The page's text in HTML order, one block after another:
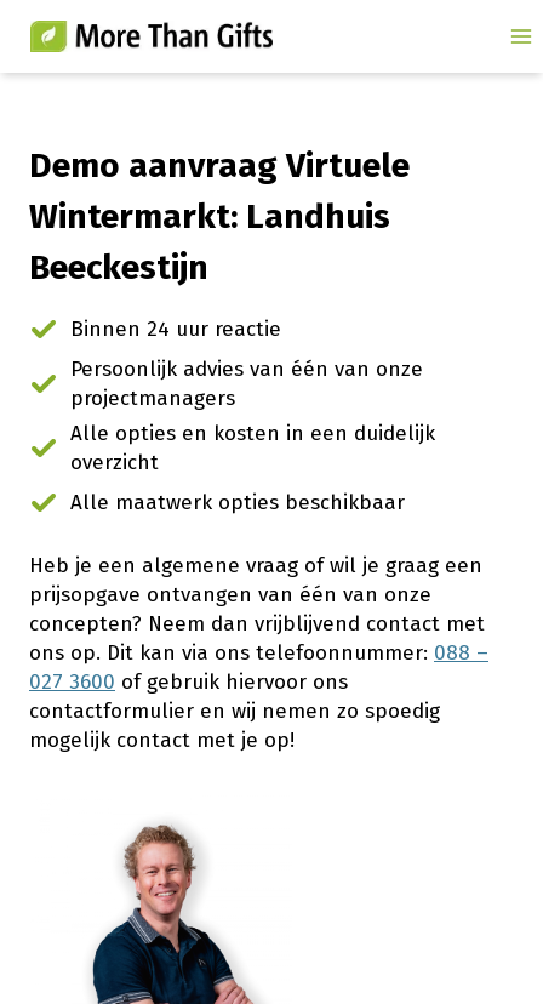
naar
inhoud
Demo aanvraag Virtuele
Wintermarkt: Landhuis
Beeckestijn
Binnen 24 uur reactie
Persoonlijk advies van één van onze
projectmanagers
Alle opties en kosten in een duidelijk
overzicht
Alle maatwerk opties beschikbaar
Heb je een algemene vraag of wil je graag een
prijsopgave ontvangen van één van onze
concepten? Neem dan vrijblijvend contact met
ons op. Dit kan via ons telefoonnummer: 088 –
027 3600 of gebruik hiervoor ons
contactformulier en wij nemen zo spoedig
mogelijk contact met je op!